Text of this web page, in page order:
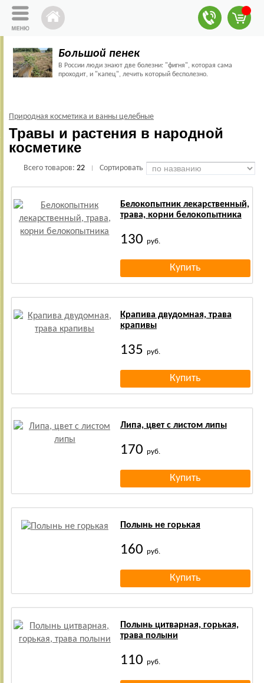
Большой пенек
В России люди знают две болезни: "фигня", которая сама
проходит, и "капец", лечить который бесполезно.
Природная косметика и ванны целебные
Травы и растения в народной
косметике
Всего товаров: 22 Сортировать
Белокопытник лекарственный,
трава, корни белокопытника
130 руб.
Крапива двудомная, трава
крапивы
135 руб.
Липа, цвет с листом липы
170 руб.
Полынь не горькая
160 руб.
Полынь цитварная, горькая,
трава полыни
110 руб.